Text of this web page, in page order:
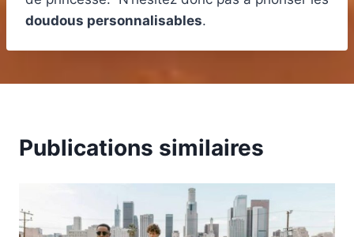
doudous personnalisables.
Publications similaires